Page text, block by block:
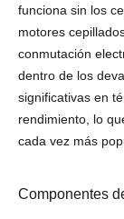
funciona sin los
motores
conmutación
dentro de los
significativas en
rendimiento, lo
cada vez más
Componentes